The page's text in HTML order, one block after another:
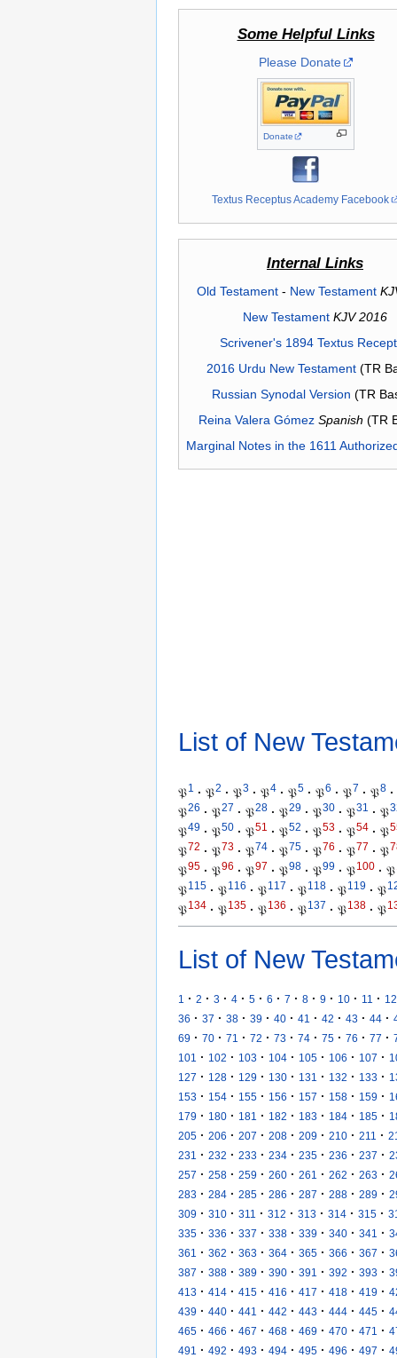
Some Helpful Links
Please Donate
Donate
Textus Receptus Academy Facebook
Internal Links
Old Testament- New Testament
New Testament KJV 2016
Scrivener's 1894 Textus
2016 Urdu New Testament(TR
Russian Synodal Version (TR
Reina Valera Gómez Spanish (TR
Marginal Notes in the 1611
List of New
𝔓1 · 𝔓2 · 𝔓3 · 𝔓4 · 𝔓5 · 𝔓6 · 𝔓7 · 𝔓8 ·
𝔓26 · 𝔓27 · 𝔓28 · 𝔓29 · 𝔓30 · 𝔓31 · 𝔓
𝔓49 · 𝔓50 · 𝔓51 · 𝔓52 · 𝔓53 · 𝔓54 · 𝔓
𝔓72 · 𝔓73 · 𝔓74 · 𝔓75 · 𝔓76 · 𝔓77 · 𝔓
𝔓95 · 𝔓96 · 𝔓97 · 𝔓98 · 𝔓99 · 𝔓100 · 𝔓
𝔓115 · 𝔓116 · 𝔓117 · 𝔓118 · 𝔓119 · 𝔓
𝔓134 · 𝔓135 · 𝔓136 · 𝔓137 · 𝔓138 · 𝔓
List of New
1 · 2 · 3 · 4 · 5 · 6 · 7 · 8 · 9 · 10 · 11 · 12
36 · 37 · 38 · 39 · 40 · 41 · 42 · 43 · 44 ·
69 · 70 · 71 · 72 · 73 · 74 · 75 · 76 · 77 ·
101
· 102 · 103 · 104 · 105 · 106 · 107 ·
127 · 128 · 129 · 130 · 131 · 132 · 133 ·
153 · 154 · 155 · 156 · 157 · 158 · 159 ·
179 · 180 · 181 · 182 · 183 · 184 · 185 ·
205 · 206 · 207 · 208 · 209 · 210 · 211 ·
231
· 232 · 233 · 234 · 235 · 236 · 237 ·
257 · 258 · 259 · 260 · 261 · 262 · 263 ·
283 · 284 · 285 · 286 · 287 · 288 · 289 ·
309 · 310 · 311 · 312 · 313 · 314 · 315 ·
335 · 336 · 337 · 338 · 339 · 340 · 341 ·
361
· 362 · 363 · 364 · 365 · 366 · 367 ·
387 · 388 · 389 · 390 · 391 · 392 · 393 ·
413 · 414 · 415 · 416 · 417 · 418 · 419 ·
439 · 440 · 441 · 442 · 443 · 444 · 445 ·
465 · 466 · 467 · 468 · 469 · 470 · 471 ·
491
· 492 · 493 · 494 · 495 · 496 · 497 ·